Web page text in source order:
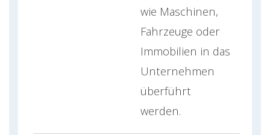
wie Maschinen,
Fahrzeuge oder
Immobilien in das
Unternehmen
überführt
werden.